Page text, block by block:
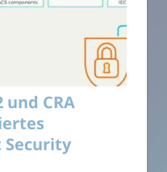
und CRA
Security